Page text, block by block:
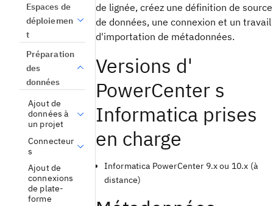
Espaces de
déploiemen
t
Préparation
des
données
Ajout de
données à
un projet
Connecteur
s
Ajout de
connexions
de plate-
forme
de lignée, créez une définition de source
de données, une connexion et un travail
d'importation de métadonnées.
Versions d'
PowerCenter s
Informatica prises
en charge
Informatica PowerCenter 9.x ou 10.x (à
distance)